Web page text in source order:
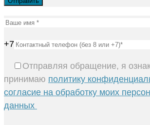
+7
Отправляя обращение, я
принимаю политику
согласие на обработку моих
данных